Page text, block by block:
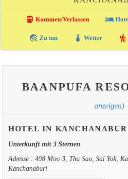
directions_transit Kommen/Verlassen local_hotel
travel_explore Zu tun thermostat Wetter hiking
BAANPUFA
anzeigen)
HOTEL IN
Unterkunft mit 3 Sternen
Adresse : 498 Moo 3, Tha Sao, Sai Yok,
Kanchanaburi